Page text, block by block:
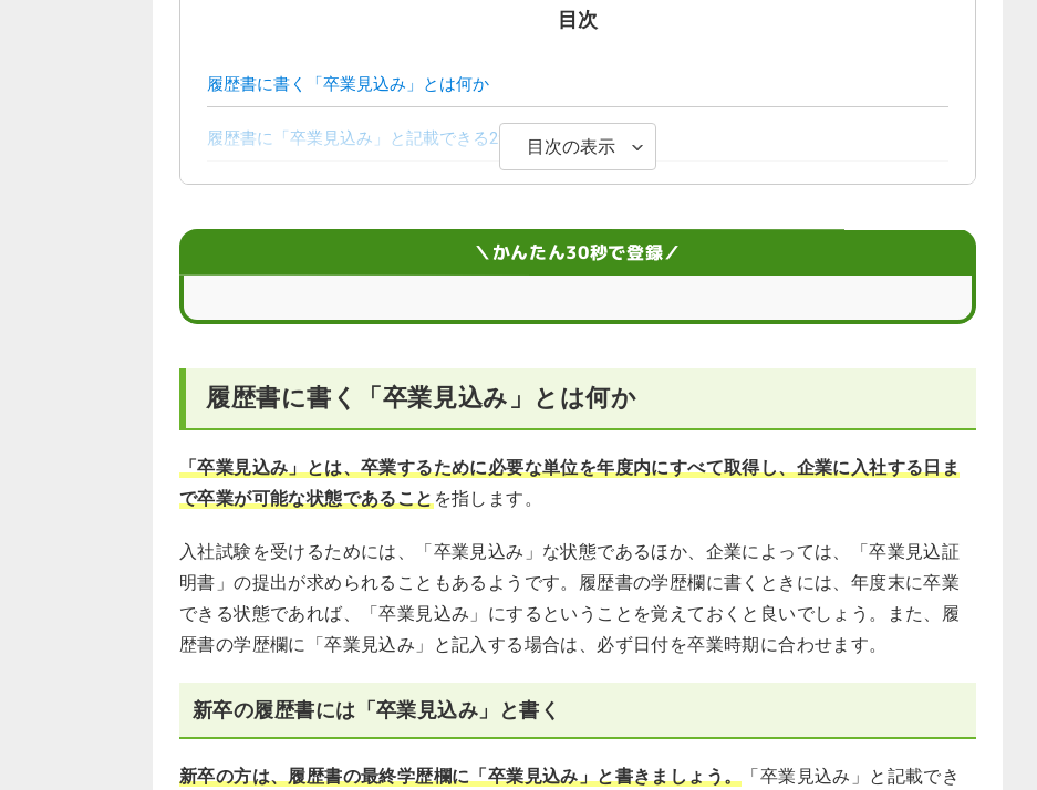
目次
履歴書に書く「卒業見込み」とは何か
履歴書に「卒業見込み」と記載できる2つの条件
履歴書に学歴を書くときのポイント5つ
目次の表示
＼かんたん30秒で登録／
履歴書に書く「卒業見込み」とは何か
「卒業見込み」とは、卒業するために必要な単位を年度内にすべて取得し、企業に入社する日ま
で卒業が可能な状態であることを指します。
入社試験を受けるためには、「卒業見込み」な状態であるほか、企業によっては、「卒業見込証
明書」の提出が求められることもあるようです。履歴書の学歴欄に書くときには、年度末に卒業
できる状態であれば、「卒業見込み」にするということを覚えておくと良いでしょう。また、履
歴書の学歴欄に「卒業見込み」と記入する場合は、必ず日付を卒業時期に合わせます。
新卒の履歴書には「卒業見込み」と書く
新卒の方は、履歴書の最終学歴欄に「卒業見込み」と書きましょう。 「卒業見込み」と記載でき